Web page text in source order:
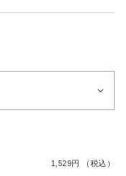
1,529円 （税込）